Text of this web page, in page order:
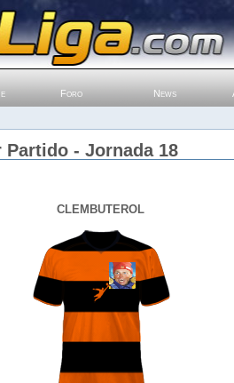
Foro News
Partido - Jornada 18
CLEMBUTEROL